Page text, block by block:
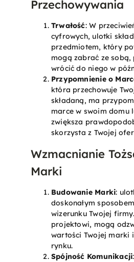
Przechowywania
Trwałość: W
cyfrowych, ulotki
przedmiotem, który
mogą zabrać ze sobą,
wrócić do niego w
Przypomnienie o
która przechowuje
składaną, ma
marce w swoim domu
zwiększa
skorzysta z Twojej
Wzmacnianie
Marki
Budowanie Marki:
doskonałym
wizerunku Twojej
projektowi, mogą
wartości Twojej marki
rynku.
Spójność Komunikacji